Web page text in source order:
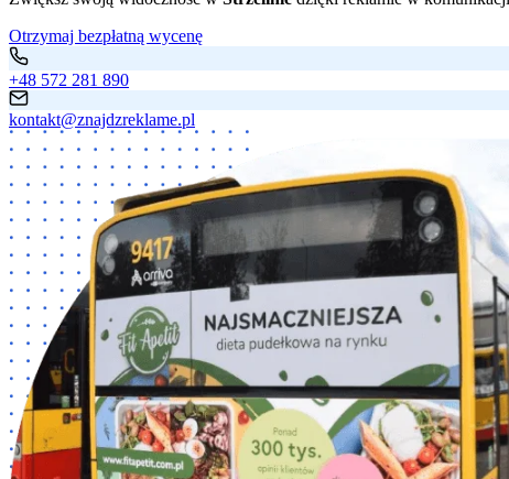
Otrzymaj bezpłatną wycenę
+48 572 281 890
kontakt@znajdzreklame.pl